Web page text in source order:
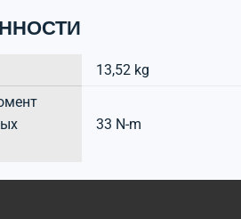
13,52 kg
33 N-m